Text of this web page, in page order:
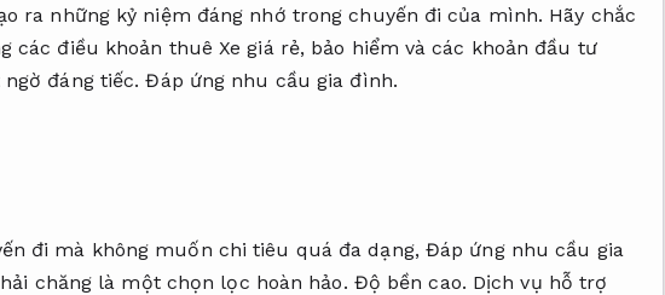
ra những kỷ niệm đáng nhớ trong chuyến đi của mình. Hãy chắc
các điều khoản thuê Xe giá rẻ, bảo hiểm và các khoản đầu tư
ngờ đáng tiếc.Đáp ứng nhu cầu gia đình.
đi mà không muốn chi tiêu quá đa dạng, Đáp ứng nhu cầu gia
chăng là một chọn lọc hoàn hảo. Độ bền cao. Dịch vụ hỗ trợ